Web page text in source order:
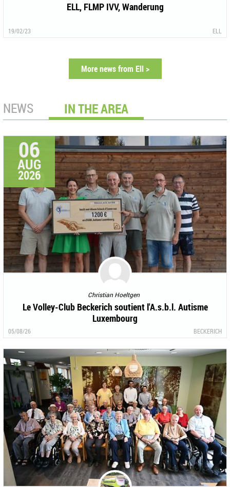
ELL, FLMP IVV, Wanderung
19/02/23 ELL
More news from Ell >
NEWS IN THE AREA
06
AUG
2026
Christian Hoeltgen
Le Volley-Club Beckerich soutient l'A.s.b.l. Autisme
Luxembourg
05/08/26 BECKERICH